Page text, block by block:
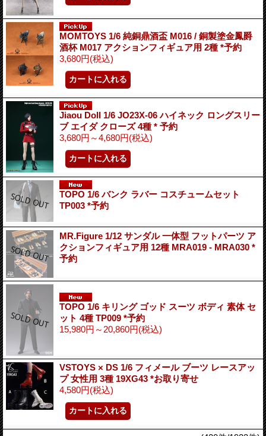
MOMTOYS 1/6 純銅鼎酒盃 M016 / 銅製塗金鳳爵
酒杯 M017 アクションフィギュア用 2種 *予約
3,680円(税込)
Jiaou Doll 1/6 JO23X-06 ハイネック ロングスリー
ブ エイダ クローズ 4種 * 予約
3,680円～4,680円(税込)
TOPO 1/6 バンク ラバー コスチュームセット
TP003 *予約
MR.Figure 1/12 サンダル 一体型 フットパーツ ア
クションフィギュア用 12種 MRA019 - MRA030 *
予約
TOPO 1/6 キリング ゴッド スーツ ボディ 素体 セ
ット 4種 TP009 *予約
15,980円～20,860円(税込)
VSTOYS × DS 1/6 フィメール ブーツ レースアッ
プ 女性用 3種 19XG43 *お取り寄せ
4,580円(税込)